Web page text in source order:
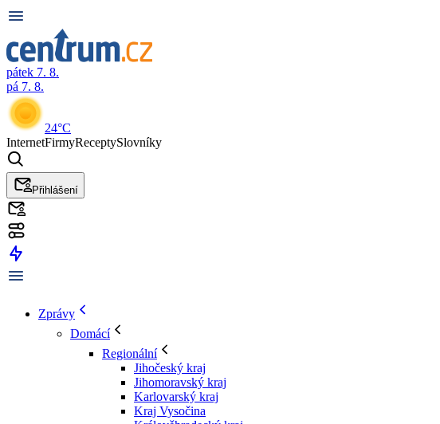
pátek 7. 8.
pá 7. 8.
24°C
InternetFirmyReceptySlovníky
Přihlášení
Zprávy
Domácí
Regionální
Jihočeský kraj
Jihomoravský kraj
Karlovarský kraj
Kraj Vysočina